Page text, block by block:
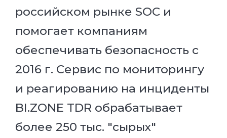
российском рынке SOC и
помогает компаниям
обеспечивать безопасность с
2016 г. Сервис по мониторингу
и реагированию на инциденты
BI.ZONE TDR обрабатывает
более 250 тыс. "сырых"